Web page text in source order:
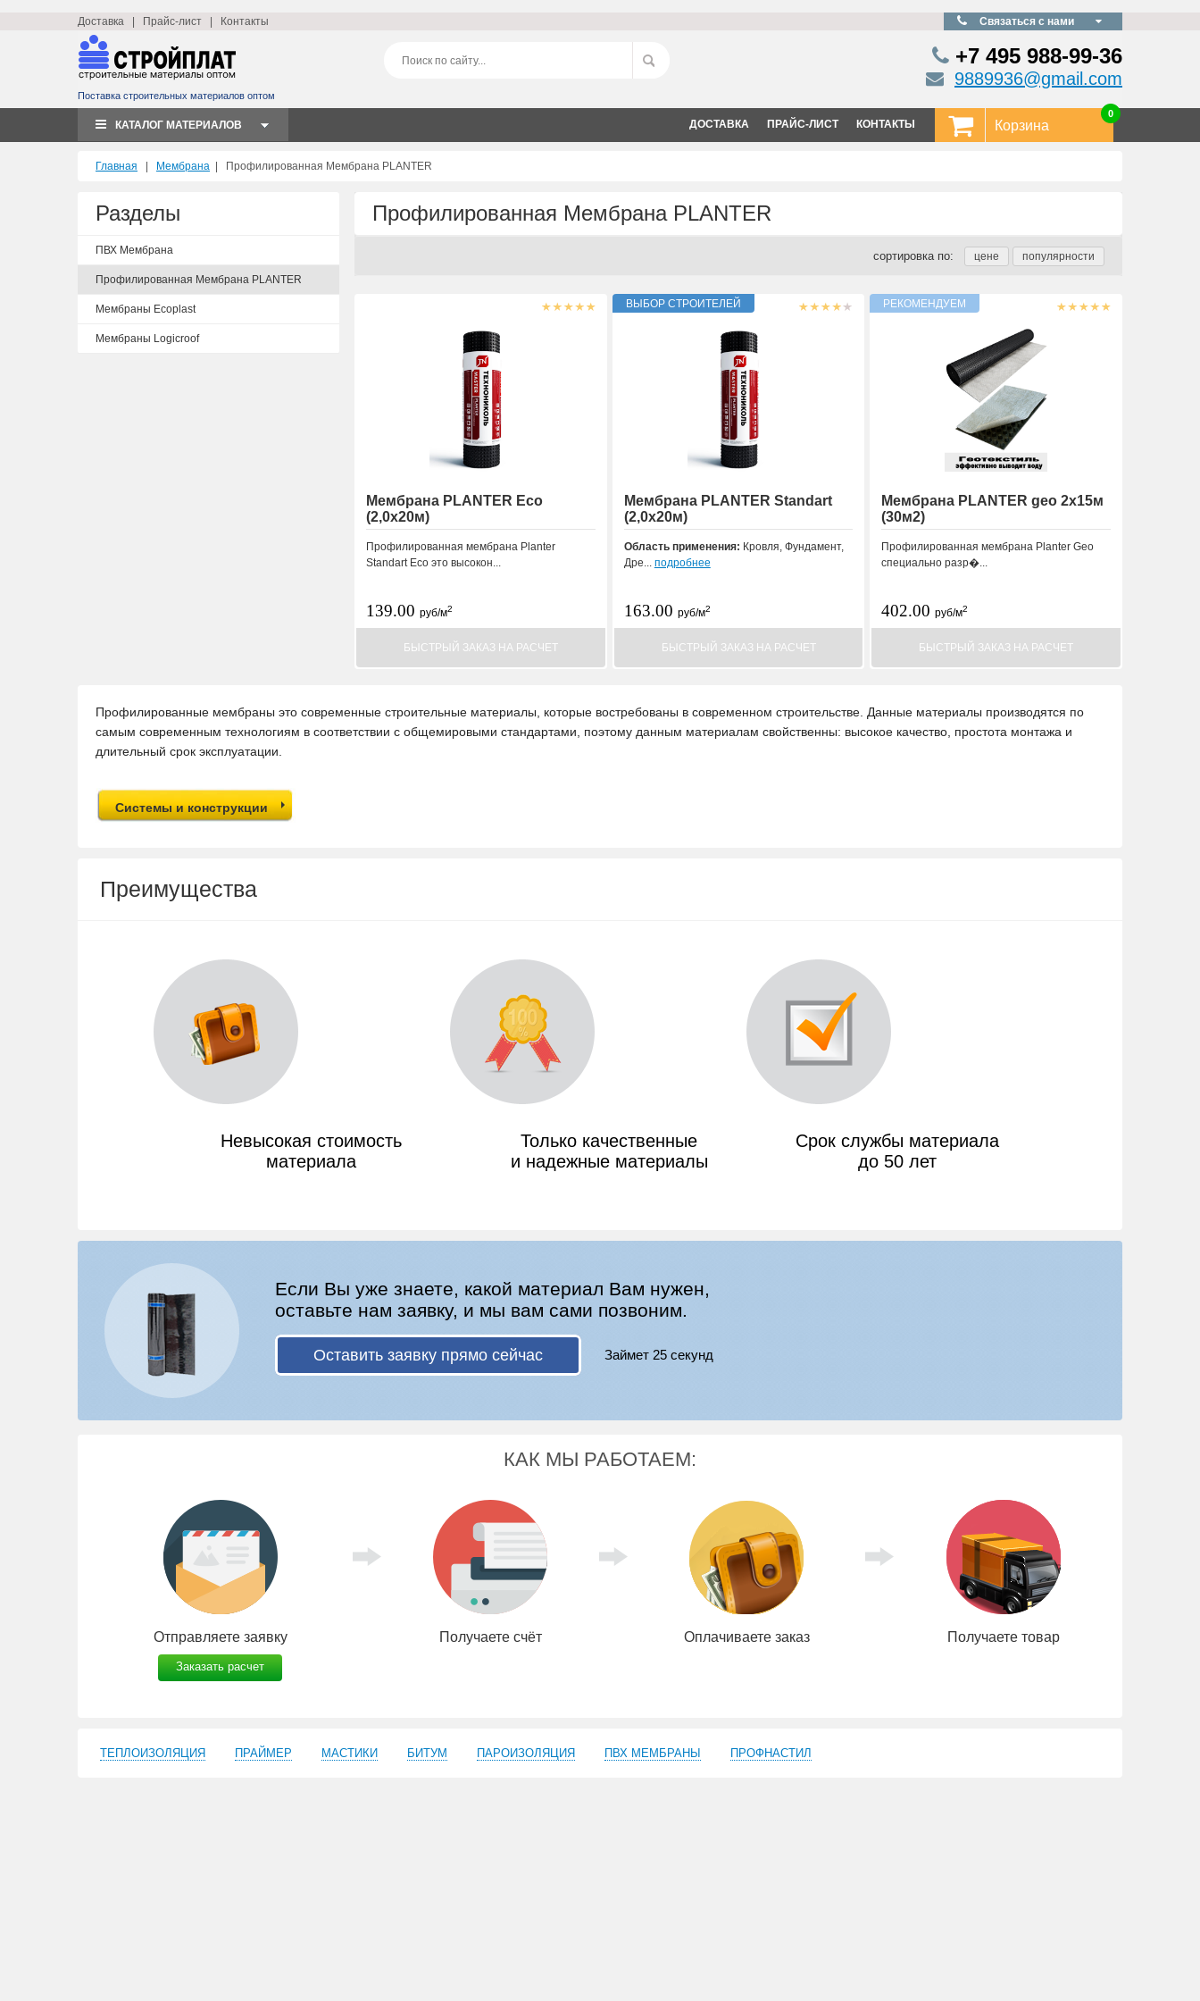
Доставка Прайс-лист Контакты Связаться с нами
Поставка строительных материалов оптом
+7 495 988-99-36
9889936@gmail.com
КАТАЛОГ МАТЕРИАЛОВ ДОСТАВКА ПРАЙС-ЛИСТ КОНТАКТЫ Корзина
0
Главная Мембрана Профилированная Мембрана PLANTER
Разделы
ПВХ Мембрана
Профилированная Мембрана PLANTER
Мембраны Ecoplast
Мембраны Logicroof
Профилированная Мембрана PLANTER
сортировка по:
Мембрана PLANTER Eco
(2,0х20м)
Профилированная мембрана Planter
Standart Eco это высокон...
139.00руб/м2
БЫСТРЫЙ ЗАКАЗ НА РАСЧЕТ
Мембрана PLANTER Standart
(2,0х20м)
Область применения: Кровля, Фундамент,
Дре... подробнее
163.00 руб/м2
БЫСТРЫЙ ЗАКАЗ НА РАСЧЕТ
Мембрана PLANTER geo 2х15м
(30м2)
Профилированная мембрана Planter Geo
специально разр�...
402.00руб/м2
БЫСТРЫЙ ЗАКАЗ НА РАСЧЕТ
Профилированные мембраны это современные строительные материалы, которые востребованы в современном строительстве. Данные материалы производятся по
самым современным технологиям в соответствии с общемировыми стандартами, поэтому данным материалам свойственны: высокое качество, простота монтажа и
длительный срок эксплуатации.
Системы и конструкции
Преимущества
Невысокая стоимость
материала
Только качественные
и надежные материалы
Срок службы материала
до 50 лет
Если Вы уже знаете, какой материал Вам нужен,
оставьте нам заявку, и мы вам сами позвоним.
Оставить заявку прямо сейчас Займет 25 секунд
КАК МЫ РАБОТАЕМ:
Отправляете заявку
Заказать расчет
Получаете счёт Оплачиваете заказ Получаете товар
ТЕПЛОИЗОЛЯЦИЯ ПРАЙМЕР МАСТИКИ БИТУМ ПАРОИЗОЛЯЦИЯ ПВХ МЕМБРАНЫ ПРОФНАСТИЛ